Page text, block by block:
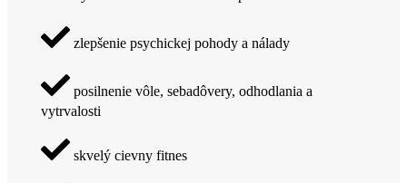
zlepšenie psychickej pohody a nálady
posilnenie vôle, sebadôvery, odhodlania a
vytrvalosti
skvelý cievny fitnes